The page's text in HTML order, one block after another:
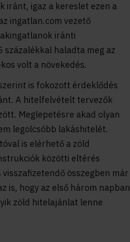
iránt, igaz a kereslet ezen a
ingatlan.com vezető
iránti
haladta meg az
volt a növekedés.
is fokozott érdeklődés
A hitelfelvételt tervezők
Meglepetésre akad olyan
legolcsóbb lakáshitelét.
is elérhető a zöld
közötti eltérés
összegben már
is, hogy az első három napban
zöld hitelajánlat lenne